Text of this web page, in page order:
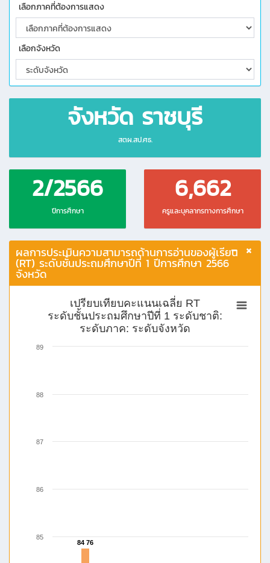
เลือกภาคที่ต้องการแสดง
เลือกจังหวัด
จังหวัด ราชบุรี
สตผ.สป.ศธ.
2/2566
ปีการศึกษา
6,662
ครูและบุคลากรทางการศึกษา
ผลการประเมินความสามารถด้านการอ่านของผู้เรียน
(RT) ระดับชั้นประถมศึกษาปีที่ 1 ปีการศึกษา 2566
จังหวัด
เปรียบเทียบคะแนนเฉลี่ย RT
ระดับชั้นประถมศึกษาปีที่ 1 ระดับชาติ:
ระดับภาค: ระดับจังหวัด
84 76
84 76
85
86
87
88
89